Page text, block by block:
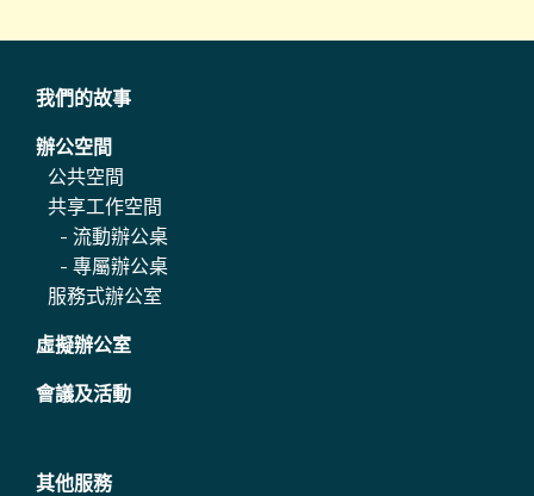
我們的故事
辦公空間
公共空間
共享工作空間
- 流動辦公桌
- 專屬辦公桌
服務式辦公室
虛擬辦公室
會議及活動
其他服務